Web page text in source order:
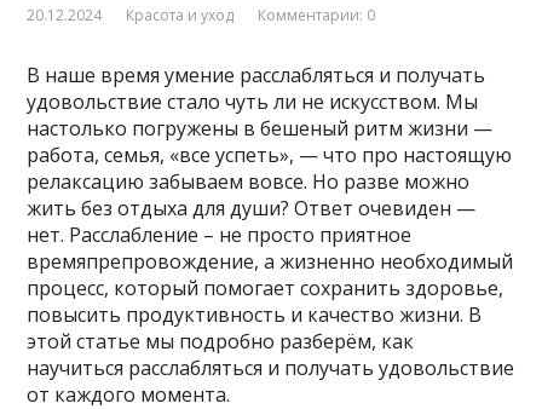
20.12.2024 Красота и уход Комментарии: 0
В наше время умение расслабляться и получать
удовольствие стало чуть ли не искусством. Мы
настолько погружены в бешеный ритм жизни —
работа, семья, «все успеть», — что про настоящую
релаксацию забываем вовсе. Но разве можно
жить без отдыха для души? Ответ очевиден —
нет. Расслабление – не просто приятное
времяпрепровождение, а жизненно необходимый
процесс, который помогает сохранить здоровье,
повысить продуктивность и качество жизни. В
этой статье мы подробно разберём, как
научиться расслабляться и получать удовольствие
от каждого момента.